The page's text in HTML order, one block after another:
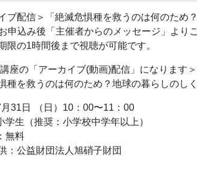
ブ配信＞「絶滅危惧種を救うのは何のた
申込み後「主催者からのメッセージ」より
限の1時間後まで視聴が可能です。
座の「アーカイブ(動画)配信」になります＞
種を救うのは何のため？地球の暮らしの
31日 （日）10：00〜11：00
生（推奨：小学校中学年以上）
無料
：公益財団法人旭硝子財団